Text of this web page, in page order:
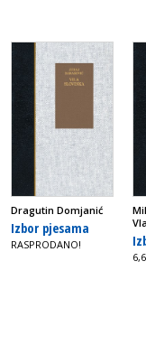
Dragutin Domjanić
Izbor pjesama
RASPRODANO!